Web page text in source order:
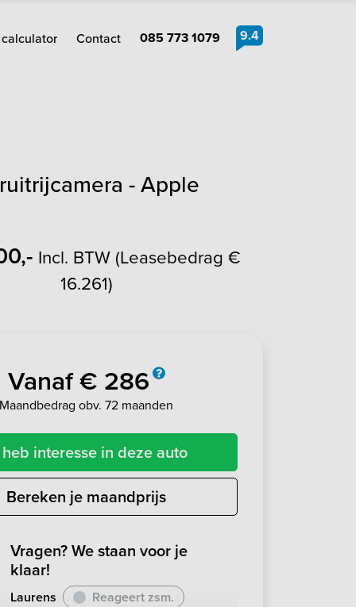
9.4
Contact 085 773 1079
- Apple
Incl. BTW (Leasebedrag €
16.261)
Vanaf € 286
Maandbedrag obv. 72 maanden
interesse in deze auto
Bereken je maandprijs
Vragen? We staan voor je
klaar!
Laurens Reageert zsm.